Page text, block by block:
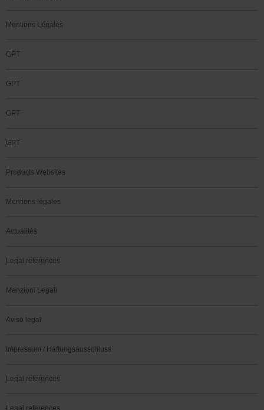
Mentions Légales
GPT
GPT
GPT
GPT
Products Websites
Mentions légales
Actualités
Legal references
Menzioni Legali
Aviso legal
Impressum / Haftungsausschluss
Legal references
Legal references